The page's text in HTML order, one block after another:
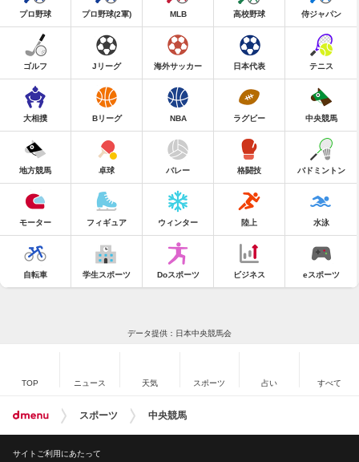
プロ野球 プロ野球(2軍) MLB 高校野球 侍ジャパン
ゴルフ Jリーグ 海外サッカー 日本代表 テニス
大相撲 Bリーグ NBA ラグビー 中央競馬
地方競馬 卓球 バレー 格闘技 バドミントン
モーター フィギュア ウィンター 陸上 水泳
自転車 学生スポーツ Doスポーツ ビジネス eスポーツ
データ提供：日本中央競馬会
TOP ニュース 天気 スポーツ 占い すべて
スポーツ 中央競馬
サイトご利用にあたって